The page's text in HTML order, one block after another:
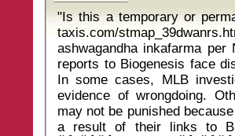
"Is this a temporary or
taxis.com/
ashwagandha inkafarma per Not all of the players linked in media
reports to Biogenesis face
In some cases, MLB
evidence of wrongdoing.
may not be punished
a result of their links to